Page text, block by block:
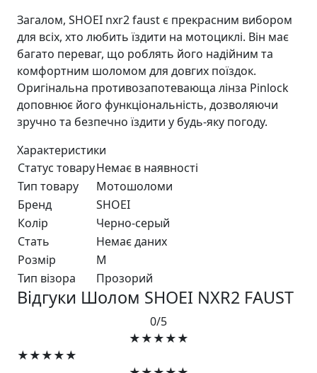
Загалом, SHOEI nxr2 faust є прекрасним вибором
для всіх, хто любить їздити на мотоциклі. Він має
багато переваг, що роблять його надійним та
комфортним шоломом для довгих поїздок.
Оригінальна противозапотевающа лінза Pinlock
доповнює його функціональність, дозволяючи
зручно та безпечно їздити у будь-яку погоду.
Характеристики
Статус товаруНемає в наявності
Тип товару
Мотошоломи
Бренд
SHOEI
Колір
Черно-серый
Стать
Немає даних
Розмір
M
Тип візора
Прозорий
Відгуки Шолом SHOEI NXR2 FAUST
0/5
★★★★★
★★★★★